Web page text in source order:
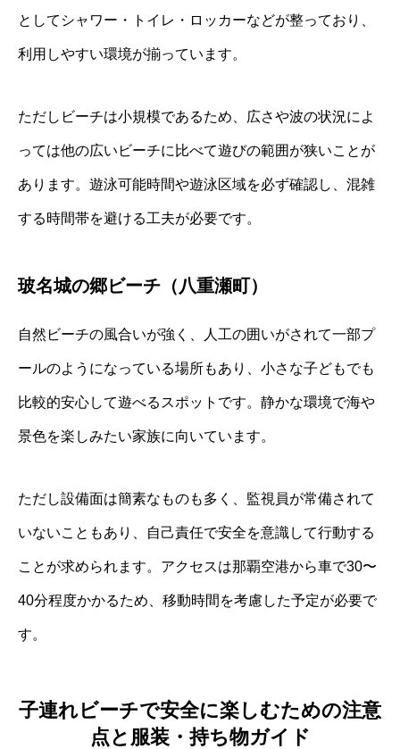
としてシャワー・トイレ・ロッカーなどが整っており、
利用しやすい環境が揃っています。
ただしビーチは小規模であるため、広さや波の状況によ
っては他の広いビーチに比べて遊びの範囲が狭いことが
あります。遊泳可能時間や遊泳区域を必ず確認し、混雑
する時間帯を避ける工夫が必要です。
玻名城の郷ビーチ（八重瀬町）
自然ビーチの風合いが強く、人工の囲いがされて一部プ
ールのようになっている場所もあり、小さな子どもでも
比較的安心して遊べるスポットです。静かな環境で海や
景色を楽しみたい家族に向いています。
ただし設備面は簡素なものも多く、監視員が常備されて
いないこともあり、自己責任で安全を意識して行動する
ことが求められます。アクセスは那覇空港から車で30〜
40分程度かかるため、移動時間を考慮した予定が必要で
す。
子連れビーチで安全に楽しむための注意
点と服装・持ち物ガイド